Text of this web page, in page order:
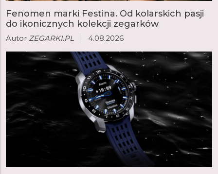
Fenomen marki Festina. Od kolarskich pasji
do ikonicznych kolekcji zegarków
Autor ZEGARKI.PL 4.08.2026